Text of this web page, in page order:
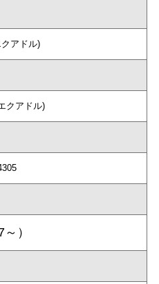
アドル)
クアドル)
）